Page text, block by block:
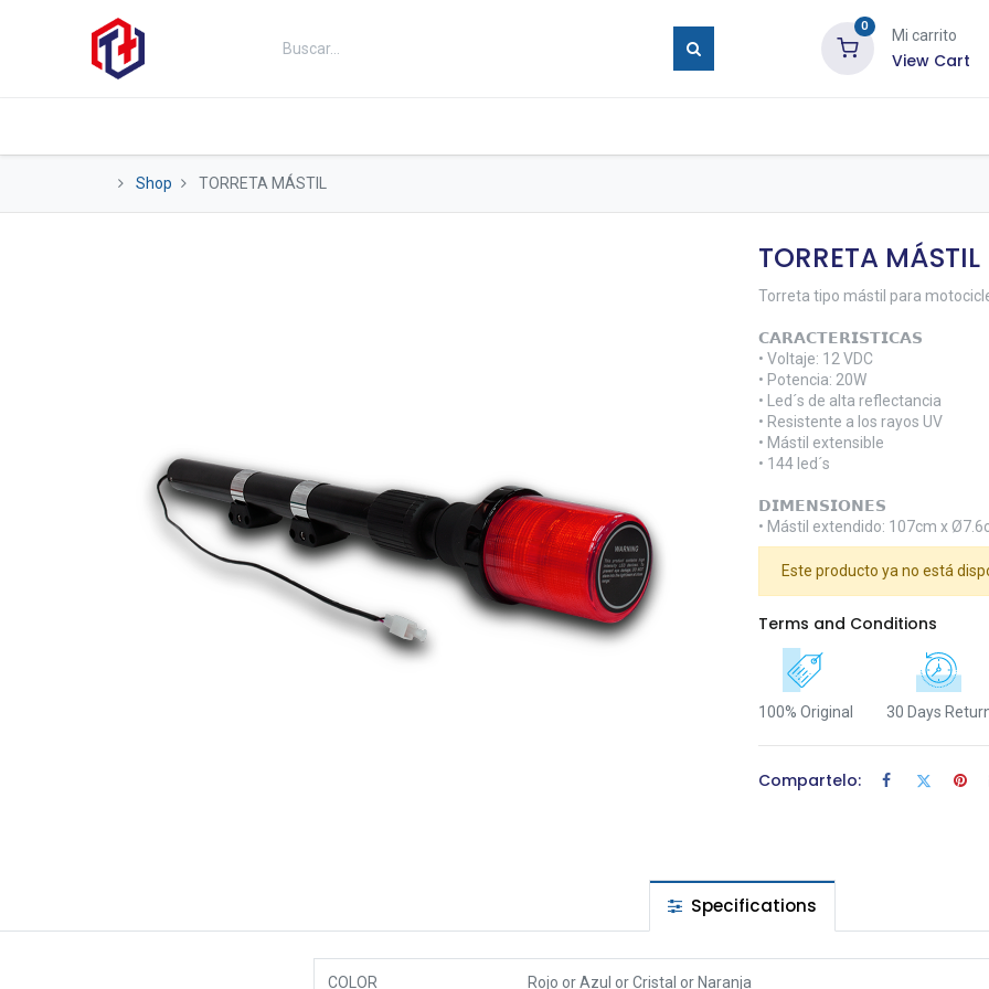
0
Mi carrito
View Cart
Shop TORRETA MÁSTIL
TORRETA MÁSTIL
Torreta tipo mástil para
𝗖𝗔𝗥𝗔𝗖𝗧𝗘𝗥𝗜𝗦𝗧𝗜𝗖𝗔𝗦
• Voltaje: 12 VDC
• Potencia: 20W
• Led´s de alta reflectancia
• Resistente a los rayos UV
• Mástil extensible
• 144 led´s
𝗗𝗜𝗠𝗘𝗡𝗦𝗜𝗢𝗡𝗘𝗦
• Mástil extendido: 107cm x
Este producto ya no está
Terms and Conditions
100% Original 30 Days
Compartelo:
Specifications
COLOR Rojo orAzul orCristal or Naranja